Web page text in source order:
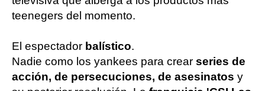
teenegers del momento.
El espectador balístico.
Nadie como los yankees para crear series de
acción, de persecuciones, de asesinatos y